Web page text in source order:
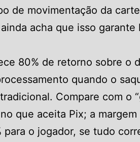
de movimentação da
acha que isso garante
80% de retorno sobre o
quando o
Compare com o
que aceita Pix; a
para o jogador, se tudo